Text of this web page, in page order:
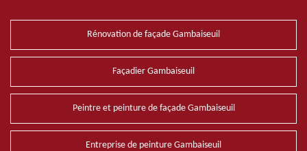
Rénovation de façade Gambaiseuil
Façadier Gambaiseuil
Peintre et peinture de façade Gambaiseuil
Entreprise de peinture Gambaiseuil